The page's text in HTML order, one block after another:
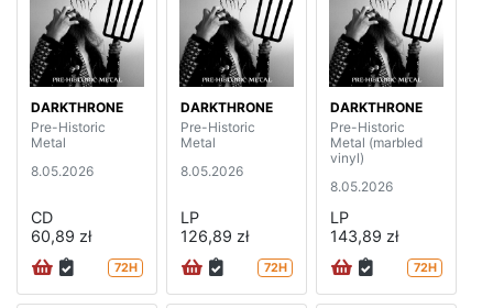
DARKTHRONE
Pre-Historic
Metal
8.05.2026
CD
60,89 zł
72H
DARKTHRONE
Pre-Historic
Metal
8.05.2026
LP
126,89 zł
72H
DARKTHRONE
Pre-Historic
Metal (marbled
vinyl)
8.05.2026
LP
143,89 zł
72H